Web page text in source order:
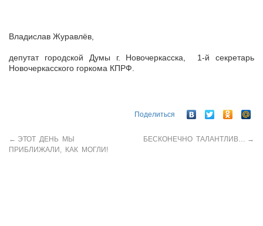
Владислав Журавлёв,
депутат городской Думы г. Новочеркасска, 1-й секретарь
Новочеркасского горкома КПРФ.
Поделиться
← ЭТОТ ДЕНЬ МЫ
ПРИБЛИЖАЛИ, КАК МОГЛИ!
БЕСКОНЕЧНО ТАЛАНТЛИВ… →